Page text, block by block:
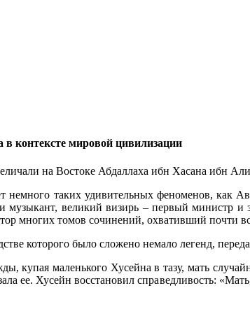
в контексте мировой цивилизации
на Востоке Абдаллаха ибн Хасана ибн
немного таких удивительных феноменов,
музыкант, великий визирь – первый министр
многих томов сочинений, охвативший почти
которого было сложено немало легенд,
купая маленького Хусейна в тазу, мать
ее. Хусейн восстановил справедливость: